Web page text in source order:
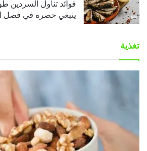
فوائد تناول السردين
ينبغي حصره في فصل
تغذية